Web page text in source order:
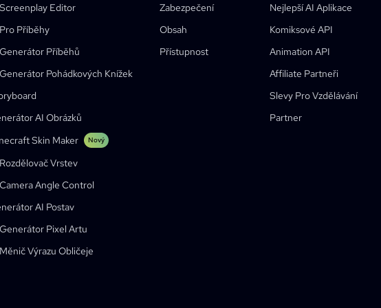
Editor
Příběhy
Příběhů
Pohádkových Knížek
AI Obrázků
Skin Maker
Nový
Vrstev
Angle Control
AI Postav
Pixel Artu
Výrazu Obličeje
Zabezpečení
Obsah
Přístupnost
Nejlepší AI Aplikace
Komiksové API
Animation API
Affiliate Partneři
Slevy Pro Vzdělávání
Partner
Nový